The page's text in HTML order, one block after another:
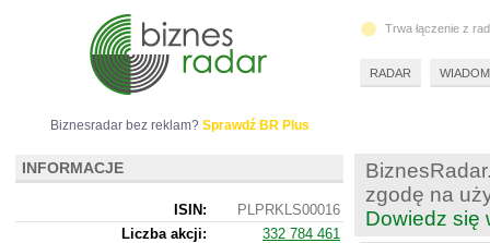
zgodę na
Dowiedz się
Biznesradar bez reklam? Sprawdź BR Plus
INFORMACJE
ISIN:
PLPRKLS00016
Liczba akcji:
332 784 461
Trwa łączenie z
RADAR